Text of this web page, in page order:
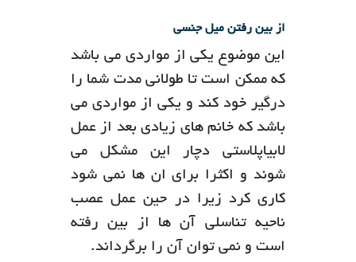
از بین رفتن میل جنسی
این موضوع یکی از مواردی می باشد
که ممکن است تا طولانی مدت شما را
درگیر خود کند و یکی از مواردی می
باشد که خانم های زیادی بعد از عمل
لابیاپلاستی دچار این مشکل می
شوند و اکثرا برای ان ها نمی شود
کاری کرد زیرا در حین عمل عصب
ناحیه تناسلی آن ها از بین رفته
است و نمی توان آن را برگرداند.